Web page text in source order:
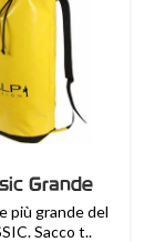
Grande
più grande del
Sacco t..